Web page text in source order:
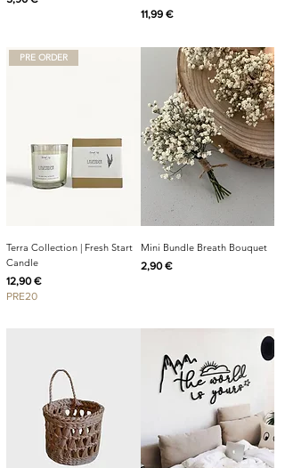
Cijena
11,99 €
PRE ORDER
Terra Collection | Fresh Start
Candle
Cijena
12,90 €
PRE20
Mini Bundle Breath Bouquet
Cijena
2,90 €